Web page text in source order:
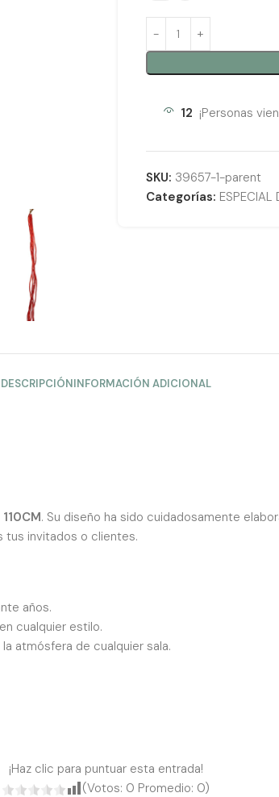
12 ¡Personas
SKU: 39657-1-parent
Categorías: ESPECIAL
DESCRIPCIÓNINFORMACIÓN ADICIONAL
. Su diseño ha sido cuidadosamente
tus invitados o clientes.
años.
cualquier estilo.
atmósfera de cualquier sala.
¡Haz clic para puntuar esta entrada!
(Votos: 0 Promedio: 0)